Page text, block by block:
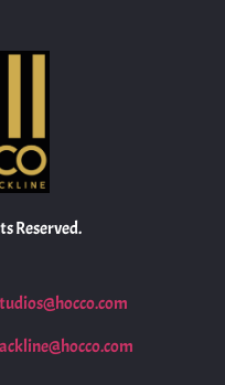
Reserved.